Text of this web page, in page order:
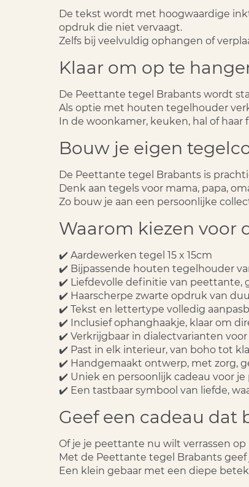
De tekst wordt met hoogwaardige
opdruk die niet vervaagt.
Zelfs bij veelvuldig ophangen of
Klaar om op te
De Peettante tegel Brabants wordt
Als optie met houten tegelhouder
In de woonkamer, keuken, hal of
Bouw je eigen
De Peettante tegel Brabants is
Denk aan tegels voor mama, papa,
Zo bouw je aan een persoonlijke
Waarom kiezen voor
✔️ Aardewerken tegel 15 x 15cm
✔️ Bijpassende houten tegelhouder
✔️ Liefdevolle definitie van peettante,
✔️ Haarscherpe zwarte opdruk van
✔️ Tekst en lettertype volledig
✔️ Inclusief ophanghaakje, klaar om
✔️ Verkrijgbaar in dialectvarianten
✔️ Past in elk interieur, van boho tot
✔️ Handgemaakt ontwerp, met zorg,
✔️ Uniek en persoonlijk cadeau voor
✔️ Een tastbaar symbool van liefde,
Geef een cadeau dat
Of je je peettante nu wilt verrassen op
Met de Peettante tegel Brabants geef
Een klein gebaar met een diepe